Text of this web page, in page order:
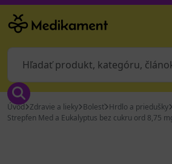
Úvod Zdravie a lieky Bolesť Hrdlo a priedušky
Strepfen Med a Eukalyptus bez cukru ord 8,75